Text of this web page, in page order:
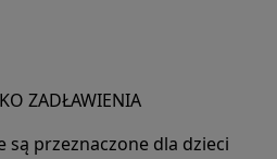
ZADŁAWIENIA
są przeznaczone dla dzieci